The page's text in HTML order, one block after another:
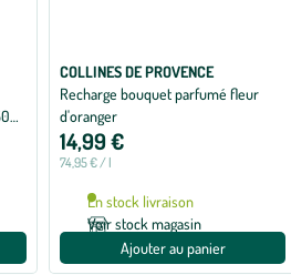
COLLINES DE PROVENCE
Recharge bouquet parfumé fleur
d'oranger
14,99 €
74,95 € / l
En stock livraison
Voir stock magasin
Ajouter au panier